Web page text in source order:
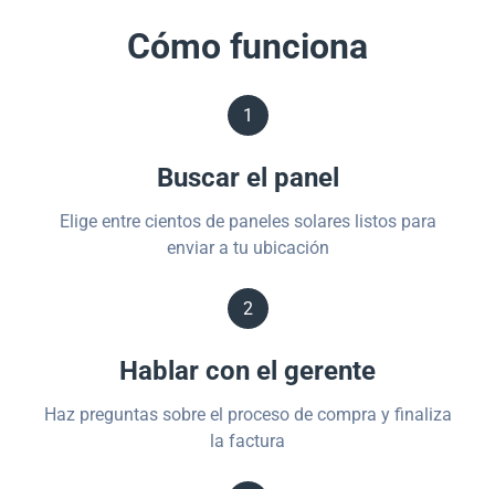
Cómo funciona
1
Buscar el panel
Elige entre cientos de paneles solares listos para
enviar a tu ubicación
2
Hablar con el gerente
Haz preguntas sobre el proceso de compra y finaliza
la factura